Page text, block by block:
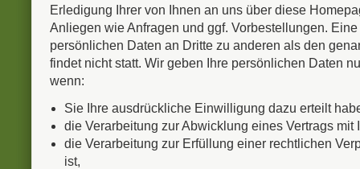
Erledigung Ihrer von Ihnen an uns über diese
Anliegen wie Anfragen und ggf. Vorbestellungen.
persönlichen Daten an Dritte zu anderen als den
findet nicht statt. Wir geben Ihre persönlichen Daten
wenn:
Sie Ihre ausdrückliche Einwilligung dazu erteilt
die Verarbeitung zur Abwicklung eines Vertrags mit
die Verarbeitung zur Erfüllung einer rechtlichen
ist,